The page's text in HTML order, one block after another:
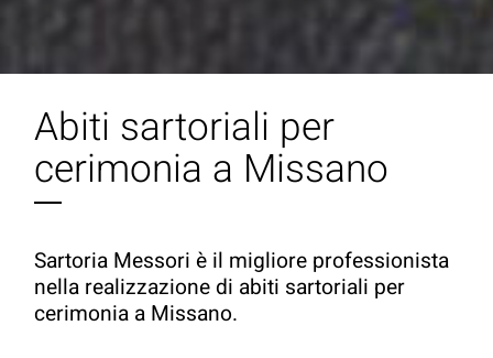
Abiti sartoriali per
cerimonia a Missano
Sartoria Messori è il migliore professionista
nella realizzazione di abiti sartoriali per
cerimonia a Missano.